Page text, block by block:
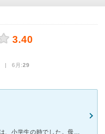
3.40
| 6月:29
[症状・来院理由] 初めて通院したのは、小学生の時でした。母曰く、別に通院していた子供さんのお母様から病院を紹介していただいたそうです。自宅からは遠かったのですが、人気のある、矯正歯科だという事で通